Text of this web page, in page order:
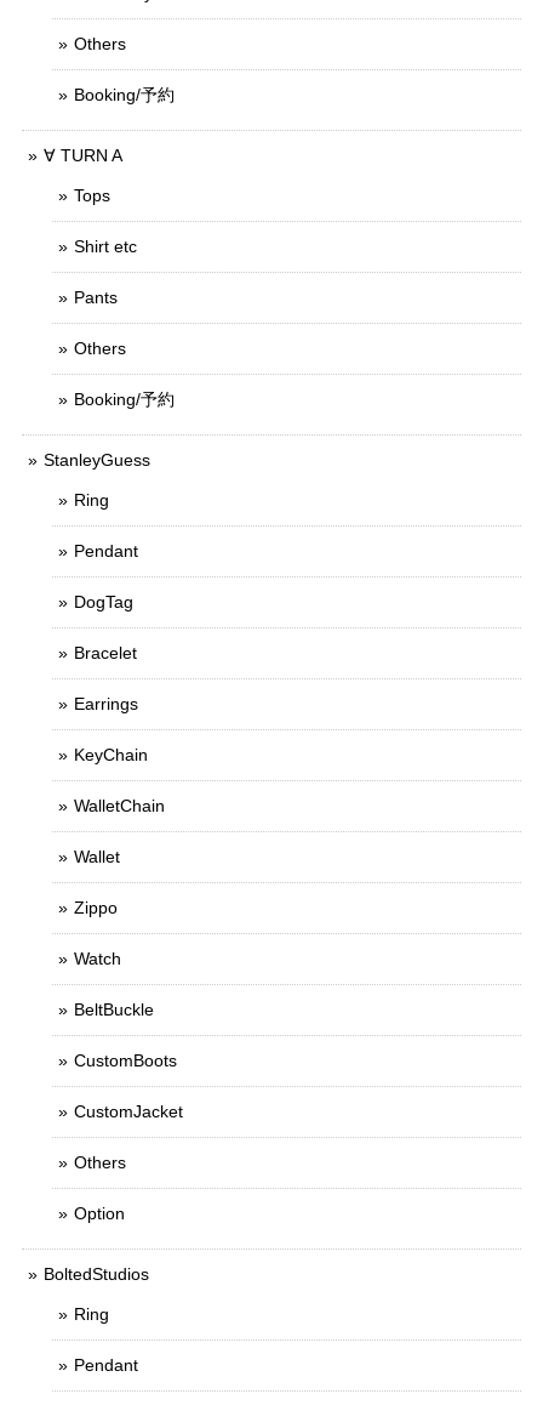
Others
Booking/予約
∀ TURN A
Tops
Shirt etc
Pants
Others
Booking/予約
StanleyGuess
Ring
Pendant
DogTag
Bracelet
Earrings
KeyChain
WalletChain
Wallet
Zippo
Watch
BeltBuckle
CustomBoots
CustomJacket
Others
Option
BoltedStudios
Ring
Pendant